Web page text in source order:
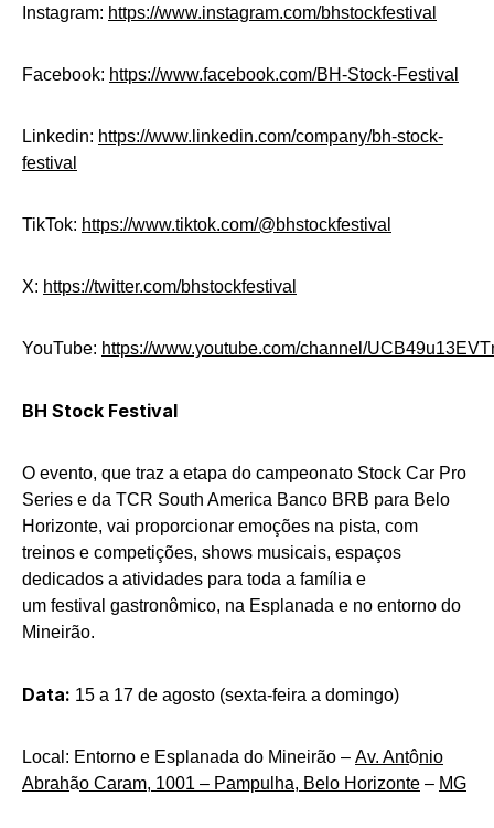
Instagram: https://www.instagram.com/bhstockfestival
Facebook: https://www.facebook.com/BH-Stock-Festival
Linkedin: https://www.linkedin.com/company/bh-stock-
festival
TikTok: https://www.tiktok.com/@bhstockfestival
X: https://twitter.com/bhstockfestival
YouTube: https://www.youtube.com/channel/
BH Stock Festival
O evento, que traz a etapa do campeonato Stock Car Pro
Series e da TCR South America Banco BRB para Belo
Horizonte, vai proporcionar emoções na pista, com
treinos e competições, shows musicais, espaços
dedicados a atividades para toda a família e
um festival gastronômico, na Esplanada e no entorno do
Mineirão.
Data: 15 a 17 de agosto (sexta-feira a domingo)
Local: Entorno e Esplanada do Mineirão – Av. Antônio
Abrahão Caram, 1001 – Pampulha, Belo Horizonte – MG